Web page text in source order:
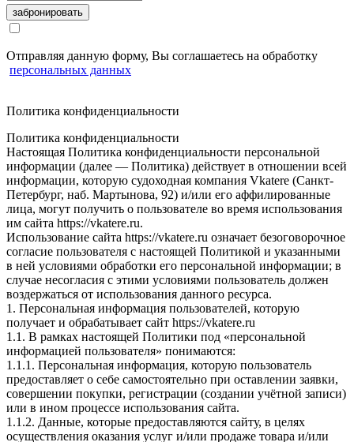
забронировать
Отправляя данную форму, Вы соглашаетесь на обработку
персональных данных
Политика конфиденциальности
Политика конфиденциальности
Настоящая Политика конфиденциальности персональной
информации (далее — Политика) действует в отношении всей
информации, которую судоходная компания Vkatere (Санкт-
Петербург, наб. Мартынова, 92) и/или его аффилированные
лица, могут получить о пользователе во время использования
им сайта https://vkatere.ru.
Использование сайта https://vkatere.ru означает безоговорочное
согласие пользователя с настоящей Политикой и указанными
в ней условиями обработки его персональной информации; в
случае несогласия с этими условиями пользователь должен
воздержаться от использования данного ресурса.
1. Персональная информация пользователей, которую
получает и обрабатывает сайт https://vkatere.ru
1.1. В рамках настоящей Политики под «персональной
информацией пользователя» понимаются:
1.1.1. Персональная информация, которую пользователь
предоставляет о себе самостоятельно при оставлении заявки,
совершении покупки, регистрации (создании учётной записи)
или в ином процессе использования сайта.
1.1.2. Данные, которые предоставляются сайту, в целях
осуществления оказания услуг и/или продаже товара и/или